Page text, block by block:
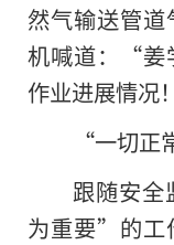
然气输送管
机喊道：“姜
作业进展情况
“一切正
跟随安
为重要”的工